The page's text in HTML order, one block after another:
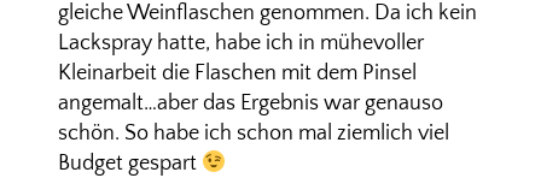
gleiche Weinflaschen genommen. Da ich kein
Lackspray hatte, habe ich in mühevoller
Kleinarbeit die Flaschen mit dem Pinsel
angemalt…aber das Ergebnis war genauso
schön. So habe ich schon mal ziemlich viel
Budget gespart